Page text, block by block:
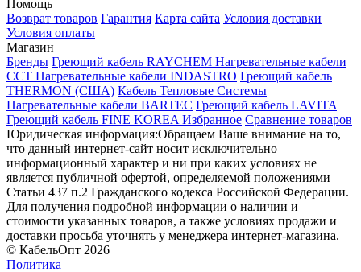
Помощь
Возврат товаров Гарантия Карта сайта Условия доставки
Условия оплаты
Магазин
Бренды Греющий кабель RAYCHEM Нагревательные кабели
ССТ Нагревательные кабели INDASTRO Греющий кабель
THERMON (США) Кабель Тепловые Системы
Нагревательные кабели BARTEC Греющий кабель LAVITA
Греющий кабель FINE KOREA Избранное Сравнение товаров
Юридическая информация:Обращаем Ваше внимание на то,
что данный интернет-сайт носит исключительно
информационный характер и ни при каких условиях не
является публичной офертой, определяемой положениями
Статьи 437 п.2 Гражданского кодекса Российской Федерации.
Для получения подробной информации о наличии и
стоимости указанных товаров, а также условиях продажи и
доставки просьба уточнять у менеджера интернет-магазина.
© КабельОпт 2026
Политика